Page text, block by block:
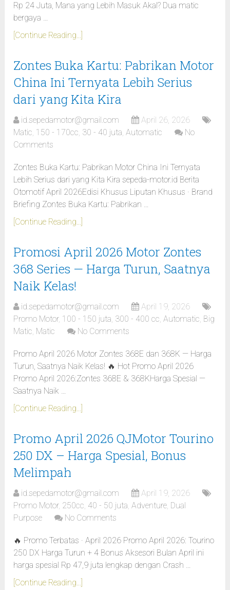
Rp 24 Juta, Mana yang Lebih Masuk Akal? Dua matic
bergaya …
[Continue Reading...]
Zontes Buka Kartu: Pabrikan Motor
China Ini Ternyata Lebih Serius
dari yang Kita Kira
id.sepedamotor@gmail.com
April 26, 2026
Matic, 150 - 170cc, 30 - 40 juta,Automatic
No
Comments
Zontes Buka Kartu: Pabrikan Motor China Ini Ternyata
Lebih Serius dari yang Kita Kira sepeda-motor.id Berita
Otomotif April 2026Edisi Khusus Liputan Khusus · Brand
Briefing Zontes Buka Kartu: Pabrikan …
[Continue Reading...]
Promosi April 2026 Motor Zontes
368 Series — Harga Turun, Saatnya
Naik Kelas!
id.sepedamotor@gmail.com
April 19, 2026
Promo Motor, 100 - 150 juta, 300 - 400 cc,Automatic, Big
Matic, Matic No Comments
Promo April 2026 Motor Zontes 368E dan 368K — Harga
Turun, Saatnya Naik Kelas! 🔥 Hot Promo April 2026
Promo April 2026:Zontes 368E & 368KHarga Spesial —
Saatnya Naik …
[Continue Reading...]
Promo April 2026 QJMotor Tourino
250 DX – Harga Spesial, Bonus
Melimpah
id.sepedamotor@gmail.com
April 19, 2026
Promo Motor, 250cc, 40 - 50 juta,Adventure, Dual
Purpose
No Comments
🔥 Promo Terbatas · April 2026 Promo April 2026: Tourino
250 DX Harga Turun + 4 Bonus Aksesori Bulan April ini
harga spesial Rp 47,9 juta lengkap dengan Crash …
[Continue Reading...]